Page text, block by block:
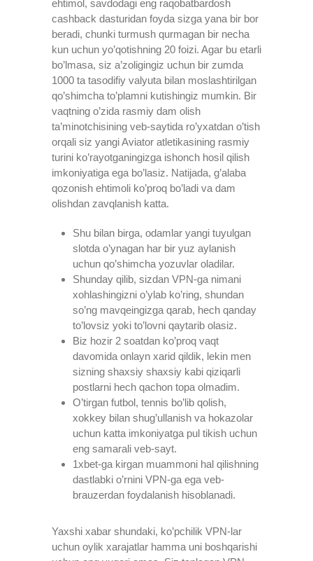
ehtimol, savdodagi eng raqobatbardosh
cashback dasturidan foyda sizga yana bir bor
beradi, chunki turmush qurmagan bir necha
kun uchun yo’qotishning 20 foizi. Agar bu etarli
bo’lmasa, siz a’zoligingiz uchun bir zumda
1000 ta tasodifiy valyuta bilan moslashtirilgan
qo’shimcha to’plamni kutishingiz mumkin. Bir
vaqtning o’zida rasmiy dam olish
ta’minotchisining veb-saytida ro’yxatdan o’tish
orqali siz yangi Aviator atletikasining rasmiy
turini ko’rayotganingizga ishonch hosil qilish
imkoniyatiga ega bo’lasiz. Natijada, g’alaba
qozonish ehtimoli ko’proq bo’ladi va dam
olishdan zavqlanish katta.
Shu bilan birga, odamlar yangi tuyulgan
slotda o’ynagan har bir yuz aylanish
uchun qo’shimcha yozuvlar oladilar.
Shunday qilib, sizdan VPN-ga nimani
xohlashingizni o’ylab ko’ring, shundan
so’ng mavqeingizga qarab, hech qanday
to’lovsiz yoki to’lovni qaytarib olasiz.
Biz hozir 2 soatdan ko’proq vaqt
davomida onlayn xarid qildik, lekin men
sizning shaxsiy shaxsiy kabi qiziqarli
postlarni hech qachon topa olmadim.
O’tirgan futbol, ​​tennis bo’lib qolish,
xokkey bilan shug’ullanish va hokazolar
uchun katta imkoniyatga pul tikish uchun
eng samarali veb-sayt.
1xbet-ga kirgan muammoni hal qilishning
dastlabki o’rnini VPN-ga ega veb-
brauzerdan foydalanish hisoblanadi.
Yaxshi xabar shundaki, ko’pchilik VPN-lar
uchun oylik xarajatlar hamma uni boshqarishi